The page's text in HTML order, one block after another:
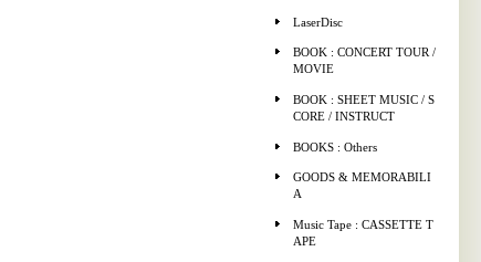
LaserDisc
BOOK : CONCERT TOUR /
MOVIE
BOOK : SHEET MUSIC / S
CORE / INSTRUCT
BOOKS : Others
GOODS & MEMORABILI
A
Music Tape : CASSETTE T
APE